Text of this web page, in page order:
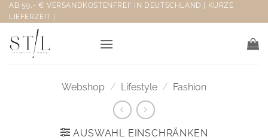
Zum
Inhalt
springen
AB 59,- € VERSANDKOSTENFREI* IN DEUTSCHLAND | KURZE
LIEFERZEIT |
Webshop / Lifestyle / Fashion
AUSWAHL EINSCHRÄNKEN